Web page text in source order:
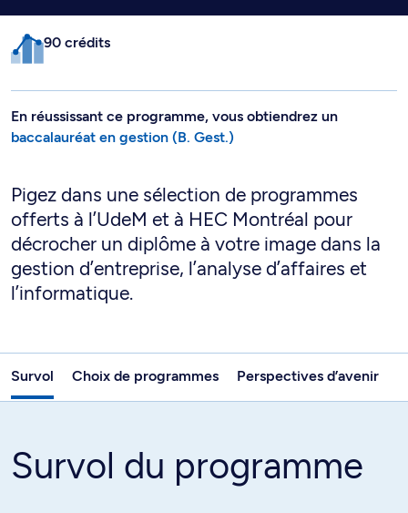
90 crédits
En réussissant ce programme, vous obtiendrez un
baccalauréat en gestion (B. Gest.)
Pigez dans une sélection de programmes
offerts à l’UdeM et à HEC Montréal pour
décrocher un diplôme à votre image dans la
gestion d’entreprise, l’analyse d’affaires et
l’informatique.
Survol Choix de programmes Perspectives d’avenir
Survol du programme